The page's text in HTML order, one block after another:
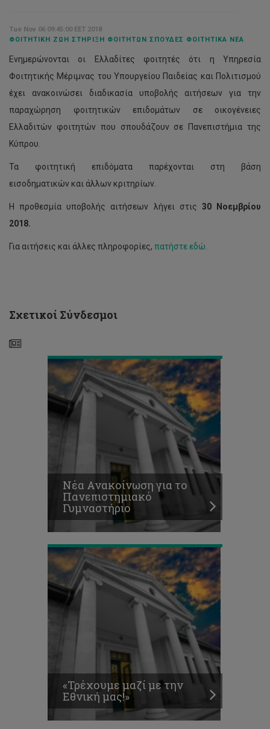
Tue Nov 06 09:45:00 EET 2018
ΦΟΙΤΗΤΙΚΉ ΖΩΉ ΣΤΉΡΙΞΗ ΦΟΙΤΗΤΏΝ ΣΠΟΥΔΈΣ ΦΟΙΤΗΤΙΚΆ ΝΈΑ
Ενημερώνονται οι Ελλαδίτες φοιτητές ότι η Υπηρεσία
Φοιτητικής Μέριμνας του Υπουργείου Παιδείας και Πολιτισμού
έχει ανακοινώσει διαδικασία υποβολής αιτήσεων για την
παραχώρηση φοιτητικών επιδομάτων σε οικογένειες
Ελλαδιτών φοιτητών που σπουδάζουν σε Πανεπιστήμια της
Κύπρου.
Τα φοιτητική επιδόματα παρέχονται στη βάση
εισοδηματικών και άλλων κριτηρίων.
Η προθεσμία υποβολής αιτήσεων λήγει στις 30 Νοεμβρίου
2018.
Για αιτήσεις και άλλες πληροφορίες, πατήστε εδώ.
Σχετικοί Σύνδεσμοι
το
Πανεπιστημιακό
Νέα Ανακοίνωση για το
Πανεπιστημιακό
Γυμναστήριο
«Τρέχουμε
μαζί
με
την
Εθνική
μας!»
«Τρέχουμε μαζί με την
Εθνική μας!»
ΠΑΝΕΠΙΣΤΗΜΙΑΚΟ
ΓΥΜΝΑΣΤΗΡΙΟ
ΑΠΡΙΛΙΟΣ
2021